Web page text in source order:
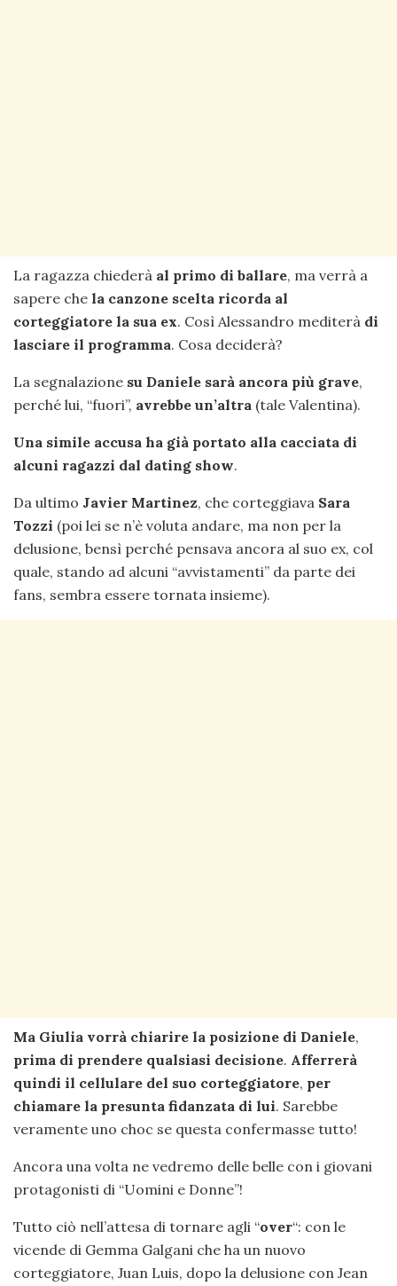
La ragazza chiederà al primo di ballare, ma verrà a
sapere che la canzone scelta ricorda al
corteggiatore la sua ex. Così Alessandro mediterà di
lasciare il programma. Cosa deciderà?
La segnalazione su Daniele sarà ancora più grave,
perché lui, “fuori”, avrebbe un’altra (tale Valentina).
Una simile accusa ha già portato alla cacciata di
alcuni ragazzi dal dating show.
Da ultimo Javier Martinez, che corteggiava Sara
Tozzi (poi lei se n’è voluta andare, ma non per la
delusione, bensì perché pensava ancora al suo ex, col
quale, stando ad alcuni “avvistamenti” da parte dei
fans, sembra essere tornata insieme).
Ma Giulia vorrà chiarire la posizione di Daniele,
prima di prendere qualsiasi decisione. Afferrerà
quindi il cellulare del suo corteggiatore, per
chiamare la presunta fidanzata di lui. Sarebbe
veramente uno choc se questa confermasse tutto!
Ancora una volta ne vedremo delle belle con i giovani
protagonisti di “Uomini e Donne”!
Tutto ciò nell’attesa di tornare agli “over“: con le
vicende di Gemma Galgani che ha un nuovo
corteggiatore, Juan Luis, dopo la delusione con Jean